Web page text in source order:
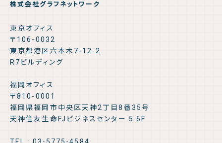
株式会社グラフネットワーク
東京オフィス
〒106-0032
東京都港区六本木7-12-2
R7ビルディング
福岡オフィス
〒810-0001
福岡県福岡市中央区天神2丁目8番35号
天神住友生命FJビジネスセンター 5.6F